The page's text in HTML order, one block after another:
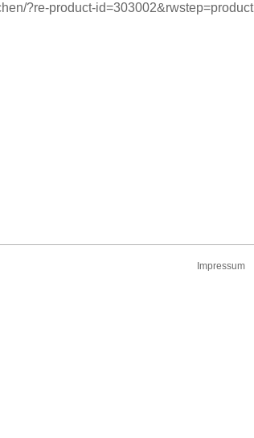
?re-product-id=303002&rwstep=product
Impressum